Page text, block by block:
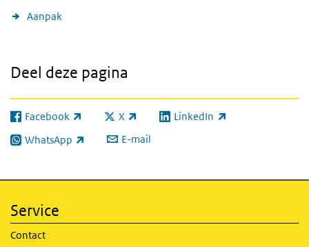
Aanpak
Deel deze pagina
Facebook
(externe link) X
(externe link) LinkedIn
(externe link)
WhatsApp
(externe link) E-mail
Service
Contact